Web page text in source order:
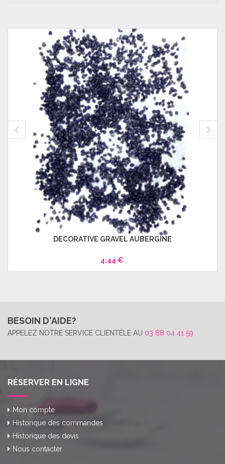
DECORATIVE GRAVEL AUBERGINE
4,44 €
BESOIN D'AIDE?
APPELEZ NOTRE SERVICE CLIENTÈLE AU 03 88 04 41 59
RÉSERVER EN LIGNE
Mon compte
Historique des commandes
Historique des devis
Nous contacter